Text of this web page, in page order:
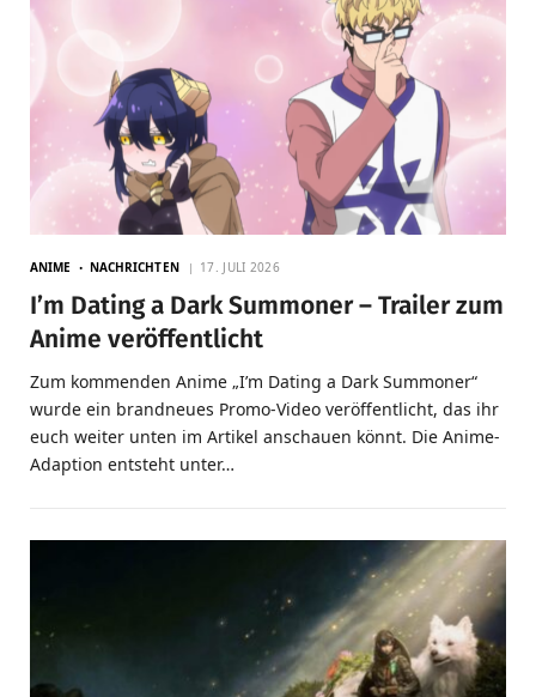
ANIME NACHRICHTEN 17. JULI 2026
I’m Dating a Dark Summoner – Trailer zum
Anime veröffentlicht
Zum kommenden Anime „I’m Dating a Dark Summoner“
wurde ein brandneues Promo-Video veröffentlicht, das ihr
euch weiter unten im Artikel anschauen könnt. Die Anime-
Adaption entsteht unter…